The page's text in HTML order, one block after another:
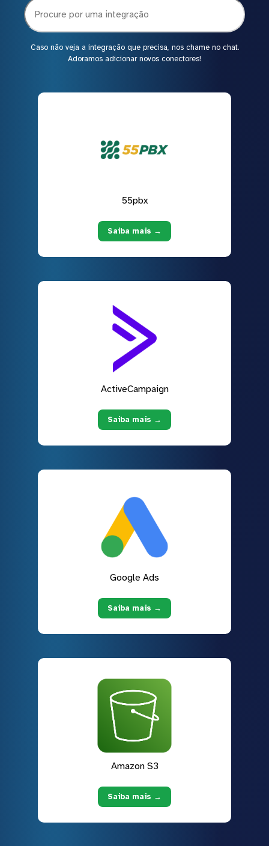
Caso não veja a integração que precisa, nos chame no chat.
Adoramos adicionar novos conectores!
55pbx
Saiba mais →
ActiveCampaign
Saiba mais →
Google Ads
Saiba mais →
Amazon S3
Saiba mais →